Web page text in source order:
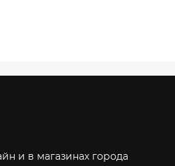
и в магазинах города